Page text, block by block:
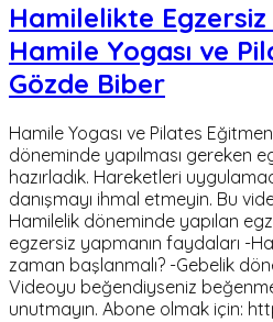
Hamilelikte
Hamile Yogası ve
Gözde Biber
Hamile Yogası ve Pilates
döneminde yapılması gereken
hazırladık. Hareketleri
danışmayı ihmal etmeyin. Bu
Hamilelik döneminde yapılan
egzersiz yapmanın faydaları -
zaman başlanmalı? -Gebelik
Videoyu beğendiyseniz
unutmayın. Abone olmak için: